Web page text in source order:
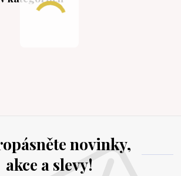
novinky,
akce a slevy!